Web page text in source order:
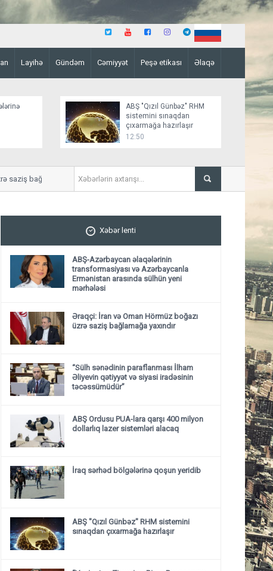
Layihə Gündəm Cəmiyyət Peşə etikası Əlaqə
ABŞ "Qızıl Günbəz" RHM
sistemini sınaqdan
çıxarmağa hazırlaşır
12:50
bağlamağa yaxındır “Sülh sənədinin
Xəbər lenti
ABŞ-Azərbaycan əlaqələrinin
transformasiyası və Azərbaycanla
Ermənistan arasında sülhün yeni
mərhələsi
Əraqçi: İran və Oman Hörmüz boğazı
üzrə saziş bağlamağa yaxındır
“Sülh sənədinin paraflanması İlham
Əliyevin qətiyyət və siyasi iradəsinin
təcəssümüdür”
ABŞ Ordusu PUA-lara qarşı 400 milyon
dollarlıq lazer sistemləri alacaq
İraq sərhəd bölgələrinə qoşun yeridib
ABŞ "Qızıl Günbəz" RHM sistemini
sınaqdan çıxarmağa hazırlaşır